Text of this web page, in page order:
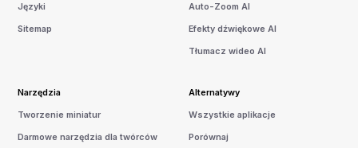
Języki
Sitemap
Auto-Zoom AI
Efekty dźwiękowe AI
Tłumacz wideo AI
Narzędzia
Tworzenie miniatur
Darmowe narzędzia dla twórców
Alternatywy
Wszystkie aplikacje
Porównaj